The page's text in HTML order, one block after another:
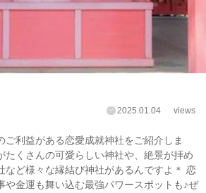
2025.01.04 views
ご利益がある恋愛成就神社をご紹介しま
たくさんの可愛らしい神社や、絶景が拝め
など様々な縁結び神社があるんですよ＊ 恋
や金運も舞い込む最強パワースポットも♪ぜ